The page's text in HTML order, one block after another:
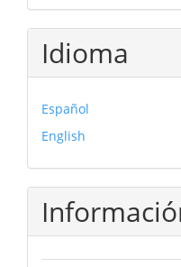
Idioma
Español
English